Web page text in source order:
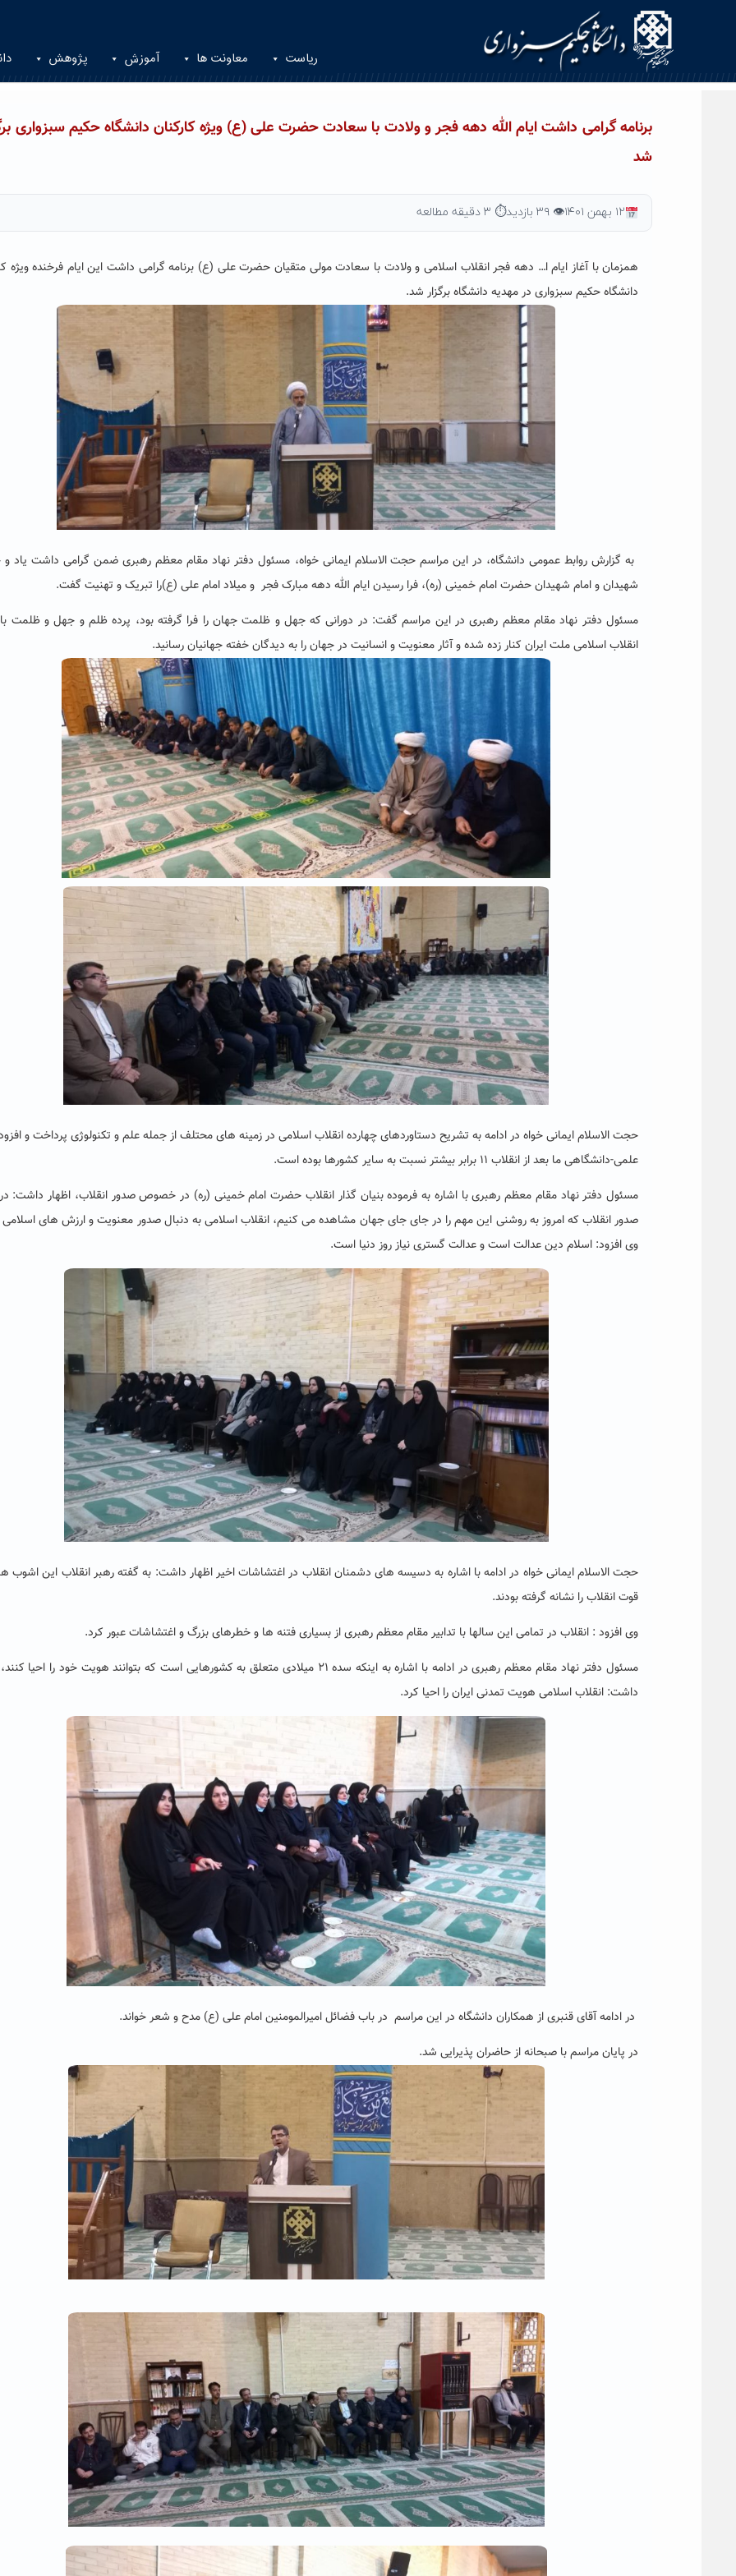
ریاست معاونت ها آموزش پژوهش
برنامه گرامی داشت ایام الله دهه فجر و ولادت با سعادت حضرت علی (ع) ویژه کارکنان دانشگاه حکیم سبزواری
شد
۱۲ بهمن ۱۴۰۱ 👁 ۳۹ بازدید ⏱ ۳ دقیقه مطالعه
همزمان با آغاز ایام ا… دهه فجر انقلاب اسلامی و ولادت با سعادت مولی متقیان حضرت علی (ع) برنامه گرامی داشت این ایام فرخنده ویژه
دانشگاه حکیم سبزواری در مهدیه دانشگاه برگزار شد.
به گزارش روابط عمومی دانشگاه، در این مراسم حجت الاسلام ایمانی خواه، مسئول دفتر نهاد مقام معظم رهبری ضمن گرامی داشت یاد و
شهیدان و امام شهیدان حضرت امام خمینی (ره)، فرا رسیدن ایام الله دهه مبارک فجر و میلاد امام علی (ع)را تبریک و تهنیت گفت.
مسئول دفتر نهاد مقام معظم رهبری در این مراسم گفت: در دورانی که جهل و ظلمت جهان را فرا گرفته بود، پرده ظلم و جهل و ظلمت
انقلاب اسلامی ملت ایران کنار زده شده و آثار معنویت و انسانیت در جهان را به دیدگان خفته جهانیان رسانید.
حجت الاسلام ایمانی خواه در ادامه به تشریح دستاوردهای چهارده انقلاب اسلامی در زمینه های محتلف از جمله علم و تکنولوژی پرداخت و
علمی-دانشگاهی ما بعد از انقلاب ۱۱ برابر بیشتر نسبت به سایر کشورها بوده است.
مسئول دفتر نهاد مقام معظم رهبری با اشاره به فرموده بنیان گذار انقلاب حضرت امام خمینی (ره) در خصوص صدور انقلاب، اظهار داشت:
صدور انقلاب که امروز به روشنی این مهم را در جای جای جهان مشاهده می کنیم، انقلاب اسلامی به دنبال صدور معنویت و ارزش های
وی افزود: اسلام دین عدالت است و عدالت گستری نیاز روز دنیا است.
حجت الاسلام ایمانی خواه در ادامه با اشاره به دسیسه های دشمنان انقلاب در اغتشاشات اخیر اظهار داشت: به گفته رهبر انقلاب این اشوب
قوت انقلاب را نشانه گرفته بودند.
وی افزود : انقلاب در تمامی این سالها با تدابیر مقام معظم رهبری از بسیاری فتنه ها و خطرهای بزرگ و اغتشاشات عبور کرد.
مسئول دفتر نهاد مقام معظم رهبری در ادامه با اشاره به اینکه سده ۲۱ میلادی متعلق به کشورهایی است که بتوانند هویت خود را احیا
داشت: انقلاب اسلامی هویت تمدنی ایران را احیا کرد.
در ادامه آقای قنبری از همکاران دانشگاه در این مراسم در باب فضائل امیرالمومنین امام علی (ع) مدح و شعر خواند.
در پایان مراسم با صبحانه از حاضران پذیرایی شد.